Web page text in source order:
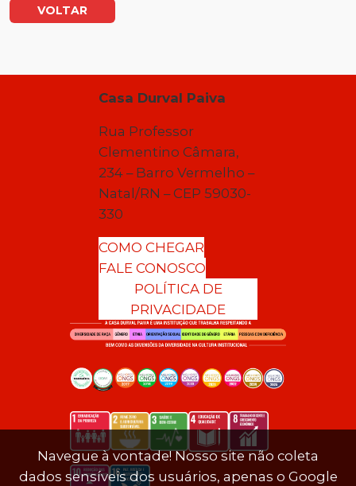
VOLTAR
Casa Durval Paiva
Rua Professor
Clementino Câmara,
234 – Barro Vermelho –
Natal/RN – CEP 59030-
330
COMO CHEGAR
FALE CONOSCO
POLÍTICA DE
PRIVACIDADE
Navegue à vontade! Nosso site não coleta
dados sensíveis dos usuários, apenas o Google